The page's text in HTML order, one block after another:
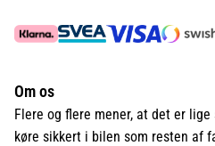
Om os
Flere og flere mener, at det er
køre sikkert i bilen som resten af